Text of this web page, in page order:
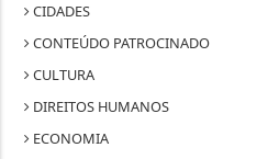
CIDADES
CONTEÚDO PATROCINADO
CULTURA
DIREITOS HUMANOS
ECONOMIA